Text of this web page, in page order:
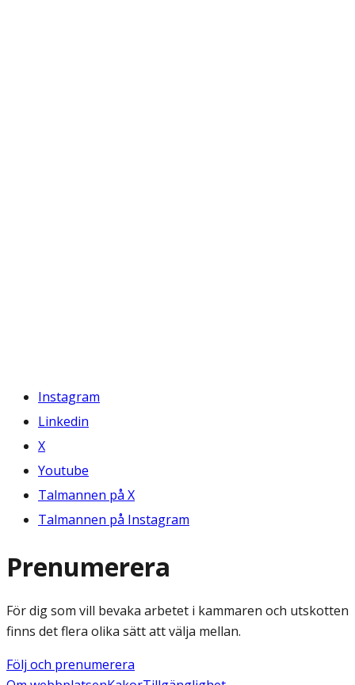
Instagram
Linkedin
X
Youtube
Talmannen på X
Talmannen på Instagram
Prenumerera
För dig som vill bevaka arbetet i kammaren och utskotten
finns det flera olika sätt att välja mellan.
Följ och prenumerera